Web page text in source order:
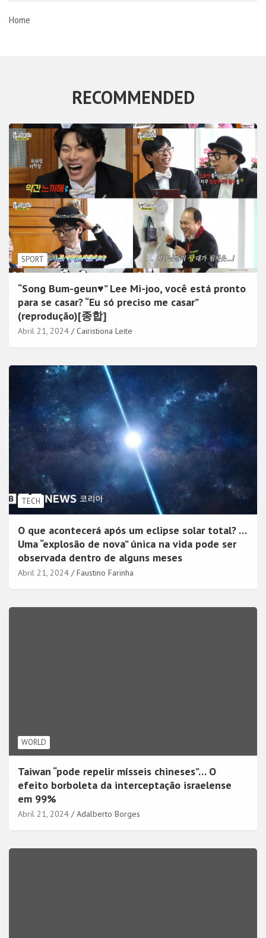
Home
RECOMMENDED
SPORT
“Song Bum-geun♥” Lee Mi-joo, você está pronto
para se casar? “Eu só preciso me casar”
(reprodução)[종합]
Abril 21, 2024 Cairistiona Leite
TECH
O que acontecerá após um eclipse solar total? …
Uma “explosão de nova” única na vida pode ser
observada dentro de alguns meses
Abril 21, 2024 Faustino Farinha
WORLD
Taiwan “pode repelir mísseis chineses”… O
efeito borboleta da interceptação israelense
em 99%
Abril 21, 2024 Adalberto Borges